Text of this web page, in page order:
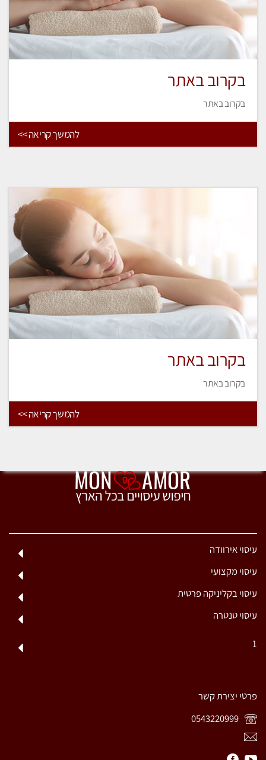
בקרוב באתר
בקרוב באתר
להמשך קריאה >>
בקרוב באתר
בקרוב באתר
להמשך קריאה >>
עיסוי אירוודה
עיסוי מקצועי
עיסוי בקליניקה פרטית
עיסוי טנטרה
1
פרטי יצירת קשר